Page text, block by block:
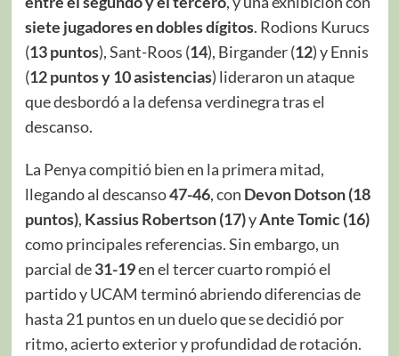
siete jugadores en dobles dígitos. Rodions Kurucs
(13 puntos), Sant-Roos (14), Birgander (12) y Ennis
(12 puntos y 10 asistencias) lideraron un ataque
que desbordó a la defensa verdinegra tras el
descanso.
La Penya compitió bien en la primera mitad,
llegando al descanso47-46, con Devon Dotson (18
puntos), Kassius Robertson (17)yAnte Tomic (16)
como principales referencias. Sin embargo, un
parcial de31-19en el tercer cuarto rompió el
partido y UCAM terminó abriendo diferencias de
hasta 21 puntos en un duelo que se decidió por
ritmo, acierto exterior y profundidad de rotación.